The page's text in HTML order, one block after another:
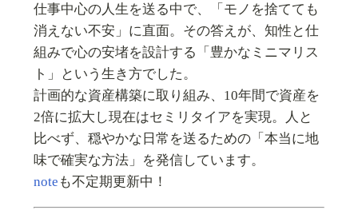
仕事中心の人生を送る中で、「モノを捨てても
消えない不安」に直面。その答えが、知性と仕
組みで心の安堵を設計する「豊かなミニマリス
ト」という生き方でした。
計画的な資産構築に取り組み、10年間で資産を
2倍に拡大し現在はセミリタイアを実現。人と
比べず、穏やかな日常を送るための「本当に地
味で確実な方法」を発信しています。
note も不定期更新中！